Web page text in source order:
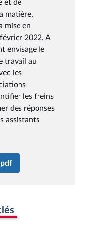
et de
matière,
mise en
2022. A
envisage le
travail au
les
les freins
des réponses
assistants